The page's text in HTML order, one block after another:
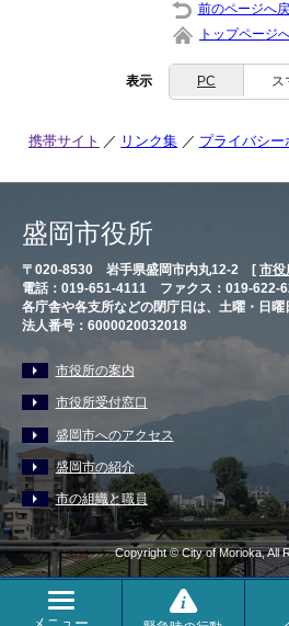
前のページへ
トップページ
表示 PC ス
携帯サイト リンク集 プライバシー
盛岡市役所
〒020-8530 岩手県盛岡市内丸12-2 [ 市役
電話：019-651-4111 ファクス：019-622-
各庁舎や各支所などの閉庁日は、土曜・日曜
法人番号：6000020032018
市役所の案内
市役所受付窓口
盛岡市へのアクセス
盛岡市の紹介
市の組織と職員
Copyright © City of Morioka, All